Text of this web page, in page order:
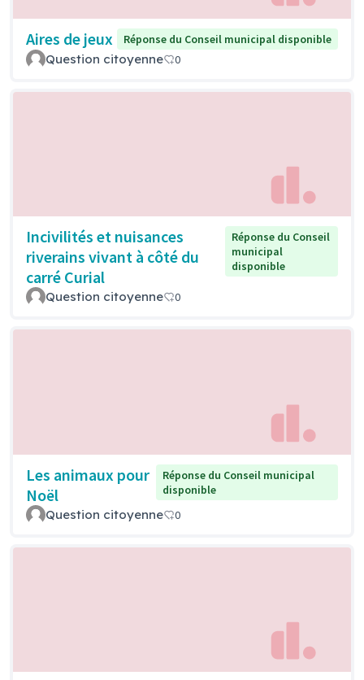
Aires de jeux Réponse du Conseil municipal disponible
Question citoyenne 0
Incivilités et nuisances
riverains vivant à côté du
carré Curial
Réponse du Conseil
municipal
disponible
Question citoyenne 0
Les animaux pour
Noël
Réponse du Conseil municipal
disponible
Question citoyenne 0